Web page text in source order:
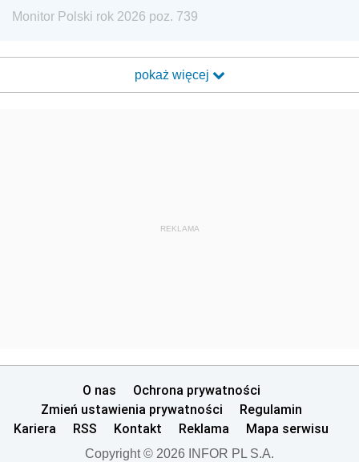
Monitor Polski rok 2026 poz. 739
pokaż więcej
REKLAMA
O nas
Ochrona prywatności
Zmień ustawienia prywatności
Regulamin
Kariera
RSS Kontakt Reklama Mapa serwisu
Copyright © 2026 INFOR PL S.A.